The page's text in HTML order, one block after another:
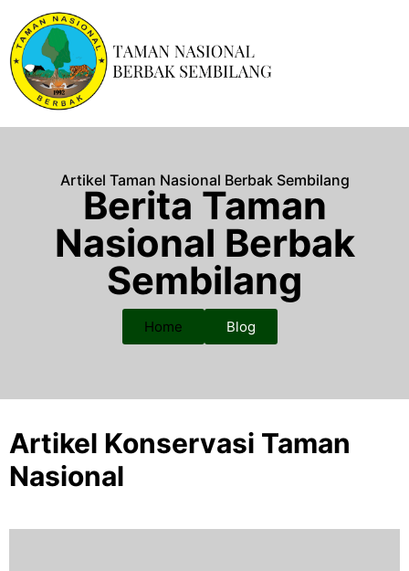
Artikel Taman Nasional Berbak Sembilang
Berita Taman
Nasional Berbak
Sembilang
Home Blog
Artikel Konservasi Taman
Nasional